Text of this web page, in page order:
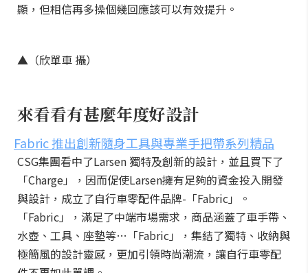
顯，但相信再多操個幾回應該可以有效提升。
▲（欣單車 攝）
來看看有甚麼年度好設計
Fabric 推出創新隨身工具與專業手把帶系列精品
CSG集團看中了Larsen 獨特及創新的設計，並且買下了
「Charge」，因而促使Larsen擁有足夠的資金投入開發
與設計，成立了自行車零配件品牌-「Fabric」。
「Fabric」，滿足了中端市場需求，商品涵蓋了車手帶、
水壺、工具、座墊等…「Fabric」，集結了獨特、收納與
極簡風的設計靈感，更加引領時尚潮流，讓自行車零配